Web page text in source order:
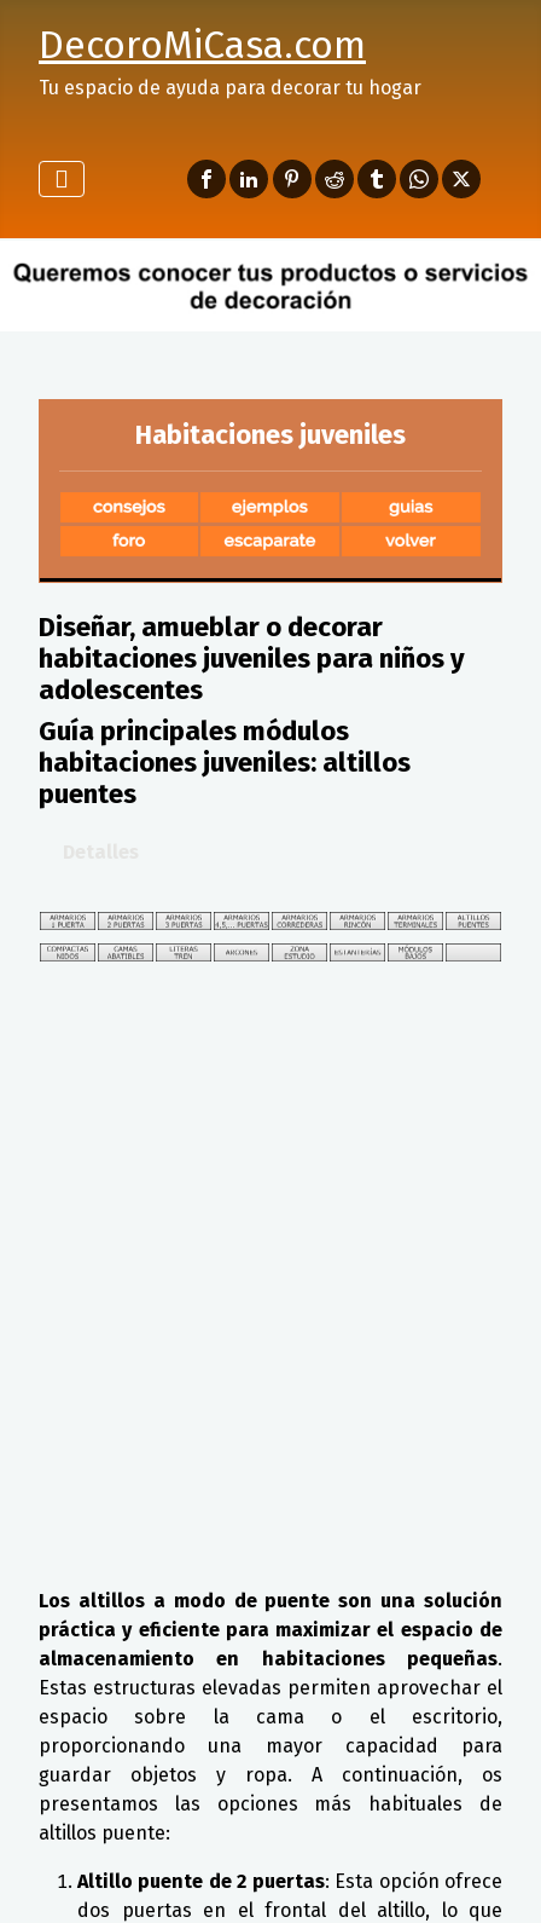
DecoroMiCasa.com
Tu espacio de ayuda para decorar tu hogar
Habitaciones juveniles
Diseñar, amueblar o decorar
habitaciones juveniles para niños y
adolescentes
Guía principales módulos
habitaciones juveniles: altillos
puentes
Los altillos a modo de puente son una solución
práctica y eficiente para maximizar el espacio de
almacenamiento en habitaciones pequeñas.
Estas estructuras elevadas permiten aprovechar el
espacio sobre la cama o el escritorio,
proporcionando una mayor capacidad para
guardar objetos y ropa. A continuación, os
presentamos las opciones más habituales de
altillos puente:
Altillo puente de 2 puertas: Esta opción ofrece
dos puertas en el frontal del altillo, lo que